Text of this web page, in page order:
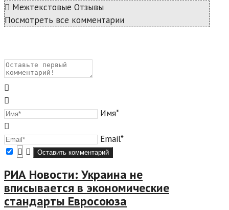
Межтекстовые Отзывы
Посмотреть все комментарии
Имя*
Email*
РИА Новости: Украина не
вписывается в экономические
стандарты Евросоюза